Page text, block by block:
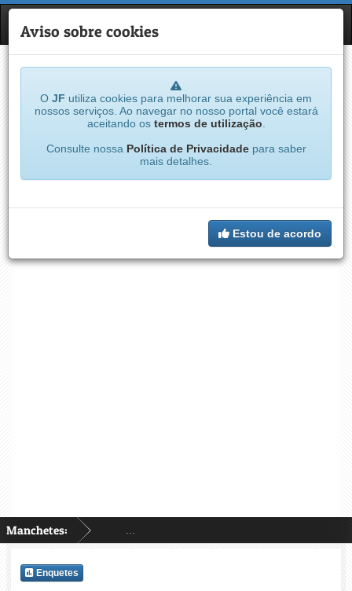
JF
Manchetes:
Aviso sobre cookies
O JF utiliza cookies para melhorar sua experiência em
nossos serviços. Ao navegar no nosso portal você estará
aceitando os termos de utilização
Consulte nossa Política de Privacidadepara saber
mais detalhes.
Estou de acordo
Enquetes